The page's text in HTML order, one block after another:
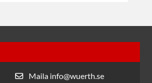
Maila info@wuerth.se